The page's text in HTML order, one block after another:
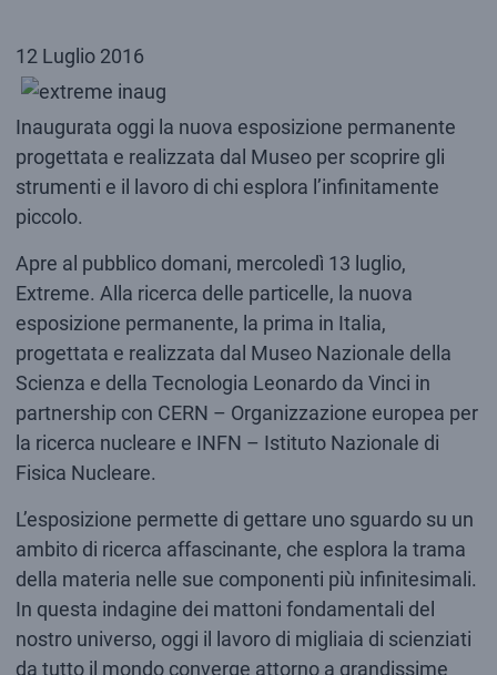
12 Luglio 2016
Inaugurata oggi la nuova esposizione permanente
progettata e realizzata dal Museo per scoprire gli
strumenti e il lavoro di chi esplora l’infinitamente
piccolo.
Apre al pubblico domani, mercoledì 13 luglio,
Extreme. Alla ricerca delle particelle, la nuova
esposizione permanente, la prima in Italia,
progettata e realizzata dal Museo Nazionale della
Scienza e della Tecnologia Leonardo da Vinci in
partnership con CERN – Organizzazione europea per
la ricerca nucleare e INFN – Istituto Nazionale di
Fisica Nucleare.
L’esposizione permette di gettare uno sguardo su un
ambito di ricerca affascinante, che esplora la trama
della materia nelle sue componenti più infinitesimali.
In questa indagine dei mattoni fondamentali del
nostro universo, oggi il lavoro di migliaia di scienziati
da tutto il mondo converge attorno a grandissime